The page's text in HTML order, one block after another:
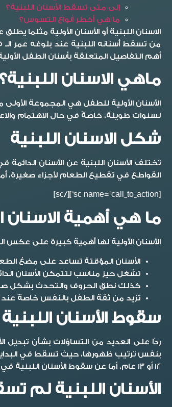
إلى متى تسقط الأسنان اللبنية؟
ما هي أخطر أنواع التسوس؟
من تسقط أسنانه اللبنية عند بلوغه عمر الـ 5 سنوات وهناك من يصل لعمر 7 سنوات حتى تبدأ الأسنان اللبنية في السقوط، ومن خلال
أهم التفاصيل المتعلقة بأسنان الطفل
ماهي الاسنان اللبنية؟
لسنوات طويلة، خاصةً في حال الاهتمام
شكل الاسنان اللبنية
تختلف الأسنان اللبنية عن الأسنان
القواطع في تقطيع الطعام لأجزاء
[sc name=”call_to_action”][/sc]
ما هي أهمية الاسنان
الأسنان الأولية لها أهمية كبيرة على عكس
الأسنان المؤقتة تساعد على مضغ
تشغل حيز مناسب لتتمكن الأسنان
كذلك نطق الحروف والتحدث بشكل
تزيد من ثقة الطفل بالنفس خاصةً عند
سقوط الأسنان
بنفس ترتيب ظهورها، حيث تسقط في البداية
12 أو 13 عام، أما عن سقوط الأسنان اللبنية في عمر أربع سنوات، فإن هذا يعتبر سقوطًا مبكرًا للاسنان اللبنية، هذا ومن ثم يتأثر مظهر الأسنان الدائمة عند موعد ظهورها.
الأسنان اللبنية لم